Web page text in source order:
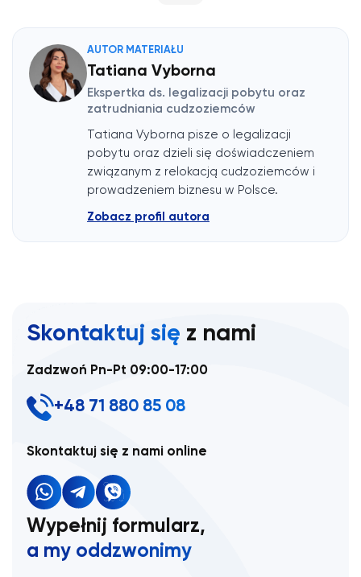
AUTOR MATERIAŁU
Tatiana Vyborna
Ekspertka ds. legalizacji pobytu oraz
zatrudniania cudzoziemców
Tatiana Vyborna pisze o legalizacji
pobytu oraz dzieli się doświadczeniem
związanym z relokacją cudzoziemców i
prowadzeniem biznesu w Polsce.
Zobacz profil autora
Skontaktuj się z nami
Zadzwoń Pn-Pt 09:00-17:00
+48 71 880 85 08
Skontaktuj się z nami online
Wypełnij formularz,
a my oddzwonimy